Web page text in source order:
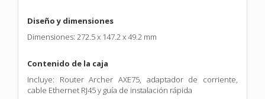
Diseño y dimensiones
Dimensiones: 272.5 x 147.2 x 49.2 mm
Contenido de la caja
Incluye: Router Archer AXE75, adaptador de corriente,
cable Ethernet RJ45 y guía de instalación rápida